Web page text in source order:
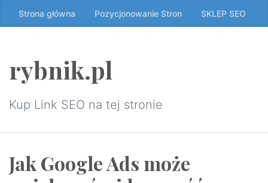
Przeskocz
do
Strona główna Pozycjonowanie Stron SKLEP SEO
rybnik.pl
Kup Link SEO na tej stronie
Jak Google Ads może